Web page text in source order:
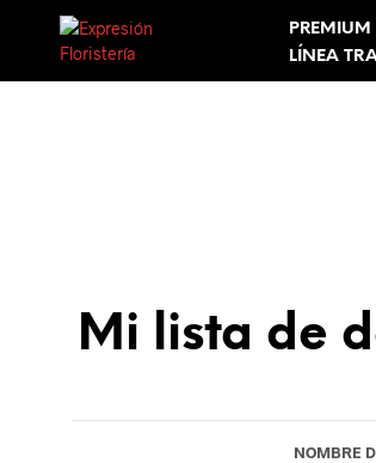
PREMIUM
LÍNEA
Mi lista de
NOMBRE